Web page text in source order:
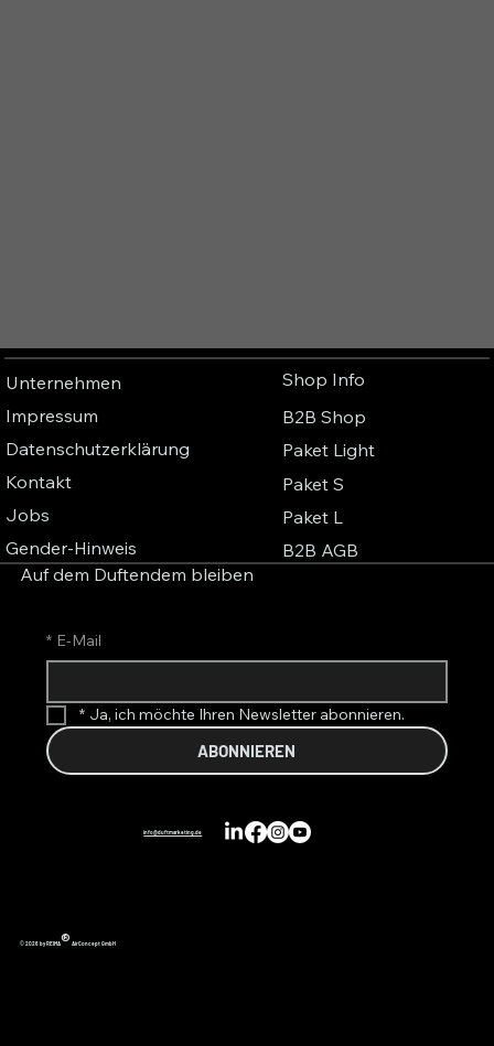
Unternehmen
Impressum
Datenschutzerklärung
Kontakt
Jobs
Gender-Hinweis
Shop Info
B2B Shop
Paket Light
Paket S
Paket L
B2B AGB
Auf dem Duftendem bleiben
* E-Mail
* Ja, ich möchte Ihren Newsletter abonnieren.
ABONNIEREN
info@duftmarketing.de
© 2026 by REIMA® AirConcept GmbH